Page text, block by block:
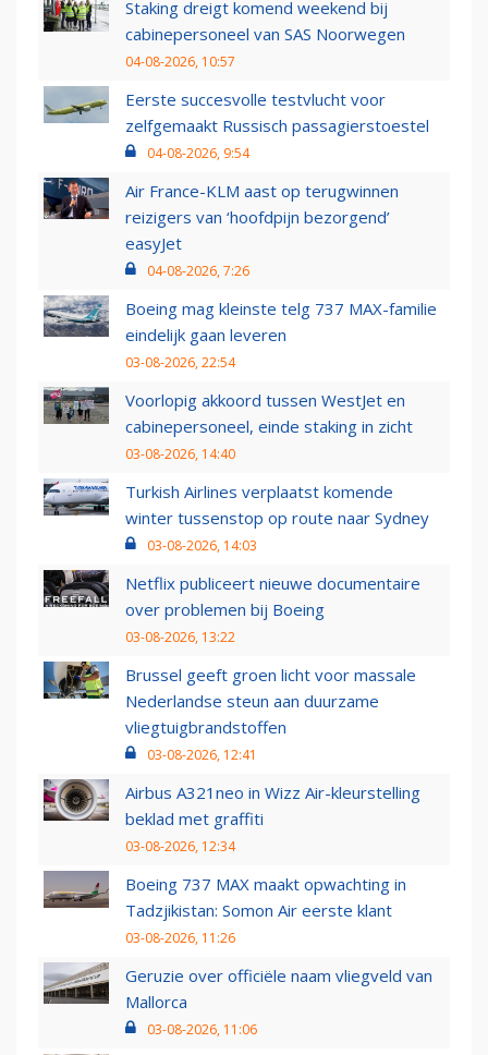
Staking dreigt komend weekend bij
cabinepersoneel van SAS Noorwegen
04-08-2026, 10:57
Eerste succesvolle testvlucht voor
zelfgemaakt Russisch passagierstoestel
04-08-2026, 9:54
Air France-KLM aast op terugwinnen
reizigers van ‘hoofdpijn bezorgend’
easyJet
04-08-2026, 7:26
Boeing mag kleinste telg 737 MAX-familie
eindelijk gaan leveren
03-08-2026, 22:54
Voorlopig akkoord tussen WestJet en
cabinepersoneel, einde staking in zicht
03-08-2026, 14:40
Turkish Airlines verplaatst komende
winter tussenstop op route naar Sydney
03-08-2026, 14:03
Netflix publiceert nieuwe documentaire
over problemen bij Boeing
03-08-2026, 13:22
Brussel geeft groen licht voor massale
Nederlandse steun aan duurzame
vliegtuigbrandstoffen
03-08-2026, 12:41
Airbus A321neo in Wizz Air-kleurstelling
beklad met graffiti
03-08-2026, 12:34
Boeing 737 MAX maakt opwachting in
Tadzjikistan: Somon Air eerste klant
03-08-2026, 11:26
Geruzie over officiële naam vliegveld van
Mallorca
03-08-2026, 11:06